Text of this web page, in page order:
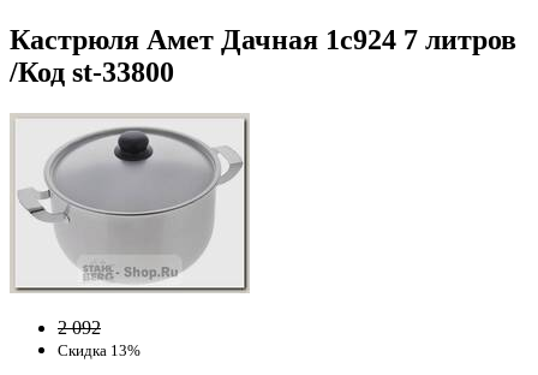
Кастрюля Амет Дачная 1с924 7 литров
/Код st-33800
2 092
Скидка 13%